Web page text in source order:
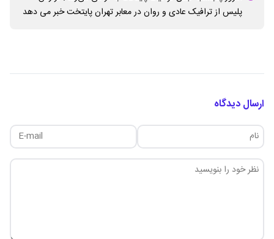
پلیس از ترافیک عادی و روان در معابر تهران پایتخت خبر می دهد
ارسال دیدگاه